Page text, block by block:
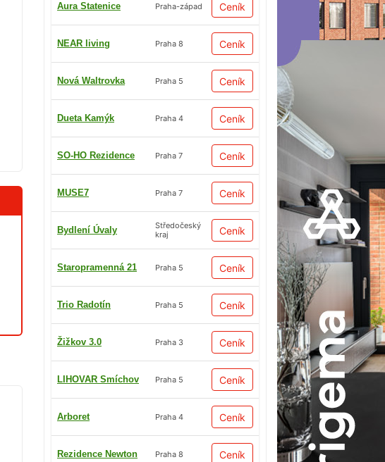
Aura Statenice Praha-západ Ceník
NEAR living Praha 8 Ceník
Nová Waltrovka Praha 5 Ceník
Dueta Kamýk Praha 4 Ceník
SO-HO Rezidence Praha 7 Ceník
MUSE7 Praha 7 Ceník
Bydlení Úvaly
Středočeský
kraj
Ceník
Staropramenná 21 Praha 5 Ceník
Trio Radotín Praha 5 Ceník
Žižkov 3.0 Praha 3 Ceník
LIHOVAR Smíchov Praha 5 Ceník
Arboret Praha 4 Ceník
Rezidence Newton Praha 8 Ceník